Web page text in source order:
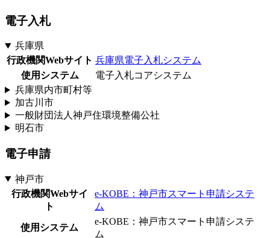
電子入札
兵庫県
行政機関Webサイト 兵庫県電子入札システム
使用システム
電子入札コアシステム
兵庫県内市町村等
加古川市
一般財団法人神戸住環境整備公社
明石市
電子申請
神戸市
行政機関Webサイ
ト
e-KOBE：神戸市スマート申請システ
ム
使用システム
e-KOBE：神戸市スマート申請システ
ム